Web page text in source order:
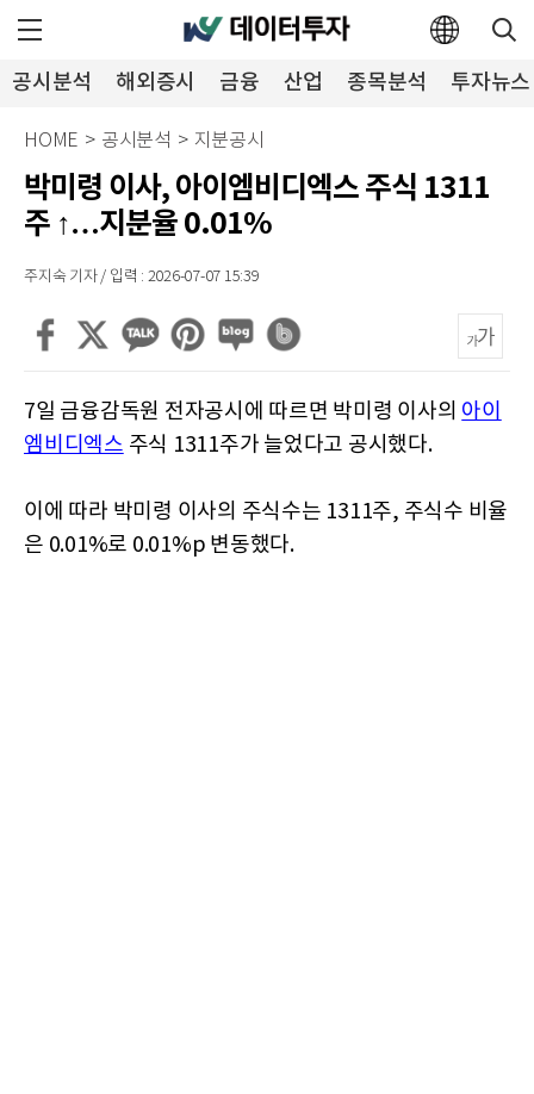
공시분석 해외증시 금융 산업 종목분석 투자뉴스
HOME > 공시분석 > 지분공시
박미령 이사, 아이엠비디엑스 주식 1311
주 ↑…지분율 0.01%
주지숙 기자 / 입력 : 2026-07-07 15:39
7일 금융감독원 전자공시에 따르면 박미령 이사의 아이
엠비디엑스 주식 1311주가 늘었다고 공시했다.
이에 따라 박미령 이사의 주식수는 1311주, 주식수 비율
은 0.01%로 0.01%p 변동했다.